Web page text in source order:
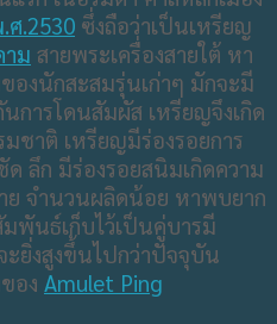
ศ.2530 ซึ่งถือว่าเป็นเหรียญ
าม สายพระเครื่องสายใต้ หา
งนักสะสมรุ่นเก่าๆ มักจะมี
การโดนสัมผัส เหรียญจึงเกิด
ชาติ เหรียญมีร่องรอยการ
ลึก มีร่องรอยสนิมเกิดความ
ย จำนวนผลิดน้อย หาพบยาก
นธ์เก็บไว้เป็นคู่บารมี
ยิ่งสูงขึ้นไปกว่าปัจจุบัน
อง Amulet Ping